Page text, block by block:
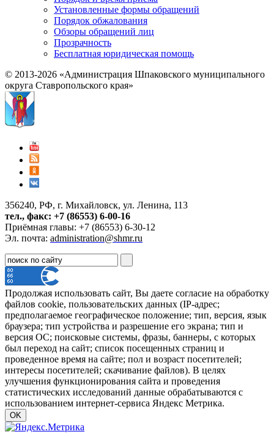
Установленные формы обращений
Порядок обжалования
Обзоры обращений лиц
Прозрачность
Бесплатная юридическая помощь
© 2013-2026 «Администрация Шпаковского муниципального
округа Ставропольского края»
356240, РФ, г. Михайловск, ул. Ленина, 113
тел., факс: +7 (86553) 6-00-16
Приёмная главы: +7 (86553) 6-30-12
Эл. почта: administration@shmr.ru
Продолжая использовать сайт, Вы даете согласие на обработку
файлов cookie, пользовательских данных (IP-адрес;
предполагаемое географическое положение; тип, версия, язык
браузера; тип устройства и разрешение его экрана; тип и
версия ОС; поисковые системы, фразы, баннеры, с которых
был переход на сайт; список посещенных страниц и
проведенное время на сайте; пол и возраст посетителей;
интересы посетителей; скачивание файлов). В целях
улучшения функционирования сайта и проведения
статистических исследований данные обрабатываются с
использованием интернет-сервиса Яндекс Метрика.
OK